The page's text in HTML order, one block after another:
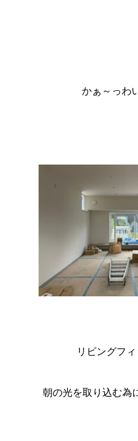
かぁ～っわい
リビングフ
朝の光を取り込む為